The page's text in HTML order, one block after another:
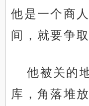
他是一个商
间，就要争
他被关的
库，角落堆